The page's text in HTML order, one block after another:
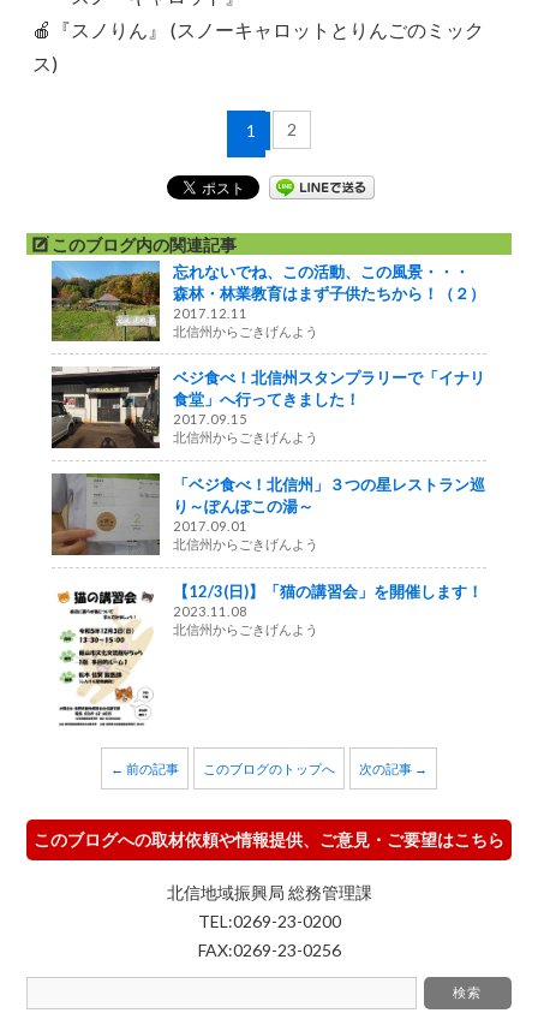
🍎『スノりん』 (スノーキャロットとりんごのミック
ス)
1 2
このブログ内の関連記事
忘れないでね、この活動、この風景・・・
森林・林業教育はまず子供たちから！（２）
2017.12.11
北信州からごきげんよう
ベジ食べ！北信州スタンプラリーで「イナリ
食堂」へ行ってきました！
2017.09.15
北信州からごきげんよう
「ベジ食べ！北信州」３つの星レストラン巡
り～ぽんぽこの湯～
2017.09.01
北信州からごきげんよう
【12/3(日)】「猫の講習会」を開催します！
2023.11.08
北信州からごきげんよう
← 前の記事 このブログのトップへ 次の記事 →
このブログへの取材依頼や情報提供、ご意見・ご要望はこちら
北信地域振興局 総務管理課
TEL:0269-23-0200
FAX:0269-23-0256